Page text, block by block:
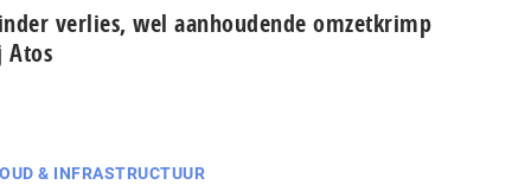
verlies, wel aanhoudende omzetkrimp
Atos
& INFRASTRUCTUUR